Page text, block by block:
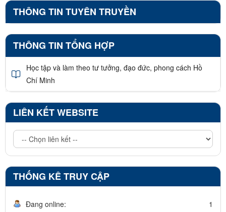
THÔNG TIN TUYÊN TRUYỀN
THÔNG TIN TỔNG HỢP
Học tập và làm theo tư tưởng, đạo đức, phong cách Hồ
Chí Minh
LIÊN KẾT WEBSITE
THỐNG KÊ TRUY CẬP
Đang online: 1